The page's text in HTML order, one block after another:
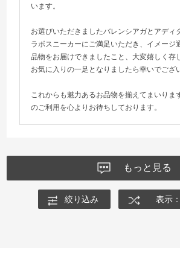
います。
お選びいただきましたバレンシアガとアディ
ラボスニーカーにご満足いただき、イメージ
品物をお届けできましたこと、大変嬉しく存
お気に入りの一足となりましたら幸いでござ
これからも魅力あるお品物を揃えてまいりま
のご利用を心よりお待ちしております。
もっと見る
絞り込み 表示